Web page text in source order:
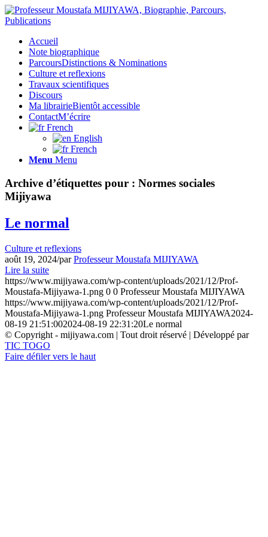
Accueil
Note biographique
ParcoursDistinctions & Nominations
Culture et reflexions
Travaux scientifiques
Discours
Ma librairieBientôt accessible
ContactM’écrire
French
English
French
Menu Menu
Archive d’étiquettes pour : Normes sociales
Mijiyawa
Le normal
Culture et reflexions
août 19, 2024/parProfesseur Moustafa MIJIYAWA
Lire la suite
https://www.mijiyawa.com/wp-content/uploads/2021/12/Prof-
Moustafa-Mijiyawa-1.png 0 0 Professeur Moustafa MIJIYAWA
https://www.mijiyawa.com/wp-content/uploads/2021/12/Prof-
Moustafa-Mijiyawa-1.png Professeur Moustafa MIJIYAWA2024-
08-19 21:51:002024-08-19 22:31:20Le normal
© Copyright - mijiyawa.com | Tout droit réservé | Développé par
TIC TOGO
Faire défiler vers le haut